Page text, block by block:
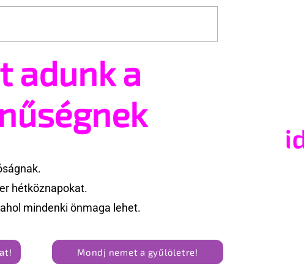
és Pride: egy
kapcsolat
adunk a
hétköznapokat.
mindenki önmaga lehet.
Mondj nemet a gyűlöletre!